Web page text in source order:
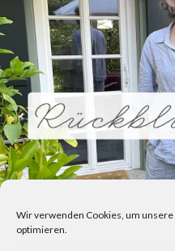
Wir verwenden Cookies, um
optimieren.